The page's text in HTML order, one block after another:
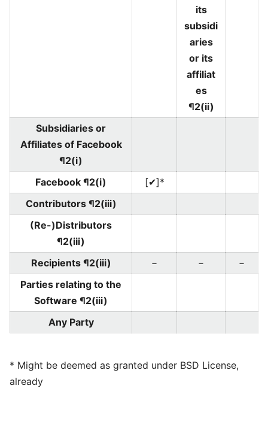
its
subsidi
aries
or its
affiliat
es
¶2(ii)
Subsidiaries or
Affiliates of Facebook
¶2(i)
Facebook ¶2(i)
[✔]*
Contributors ¶2(iii)
(Re-)Distributors
¶2(iii)
Recipients ¶2(iii)
－ －
－
Parties relating to the
Software ¶2(iii)
Any Party
* Might be deemed as granted under BSD License,
already